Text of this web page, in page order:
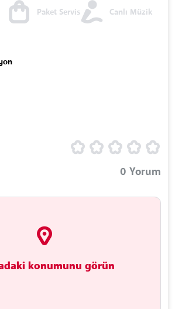
Paket Servis Canlı Müzik
0 Yorum
konumunu görün